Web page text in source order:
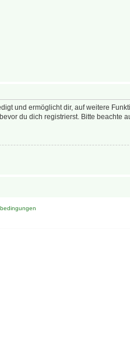
und ermöglicht dir, auf weitere
du dich registrierst. Bitte beachte